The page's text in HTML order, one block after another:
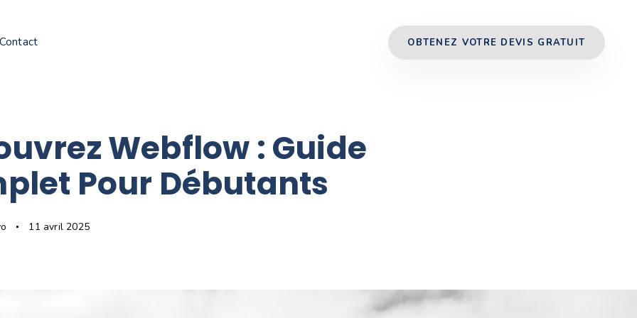
Contact OBTENEZ VOTRE DEVIS GRATUIT
Webflow : Guide
Pour Débutants
11 avril 2025